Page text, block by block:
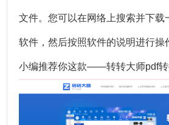
文件。您可以在网络上搜索并下载
软件，然后按照软件的说明进行操
小编推荐你这款——转转大师pdf转